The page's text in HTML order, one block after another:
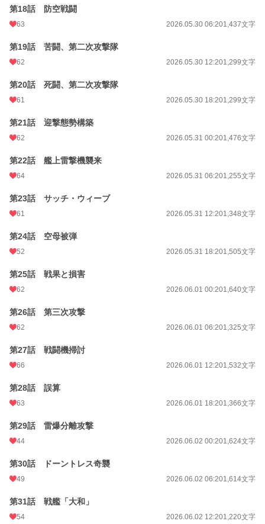
第18話 防空戦闘
63 2026.05.30 06:201,437文字
第19話 苦闘、第二次攻撃隊
62 2026.05.30 12:201,299文字
第20話 死闘、第二次攻撃隊
61 2026.05.30 18:201,299文字
第21話 迎撃態勢構築
62 2026.05.31 00:201,476文字
第22話 艦上雷撃機襲来
64 2026.05.31 06:201,255文字
第23話 サッチ・ウィーブ
61 2026.05.31 12:201,348文字
第24話 空母被弾
52 2026.05.31 18:201,505文字
第25話 戦果と損害
62 2026.06.01 00:201,640文字
第26話 第三次攻撃
62 2026.06.01 06:201,325文字
第27話 戦闘機掃討
66 2026.06.01 12:201,532文字
第28話 誤算
63 2026.06.01 18:201,366文字
第29話 雷爆分離攻撃
44 2026.06.02 00:201,624文字
第30話 ドーントレス奇襲
49 2026.06.02 06:201,614文字
第31話 戦艦「大和」
54 2026.06.02 12:201,220文字